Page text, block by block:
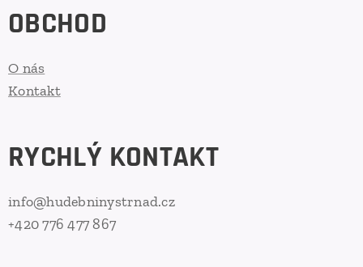
OBCHOD
O nás
Kontakt
RYCHLÝ KONTAKT
info@hudebninystrnad.cz
+420 776 477 867